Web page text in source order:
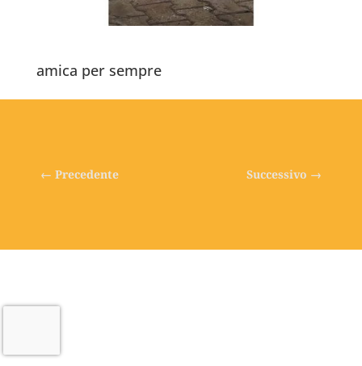
amica per sempre
← Precedente Successivo →